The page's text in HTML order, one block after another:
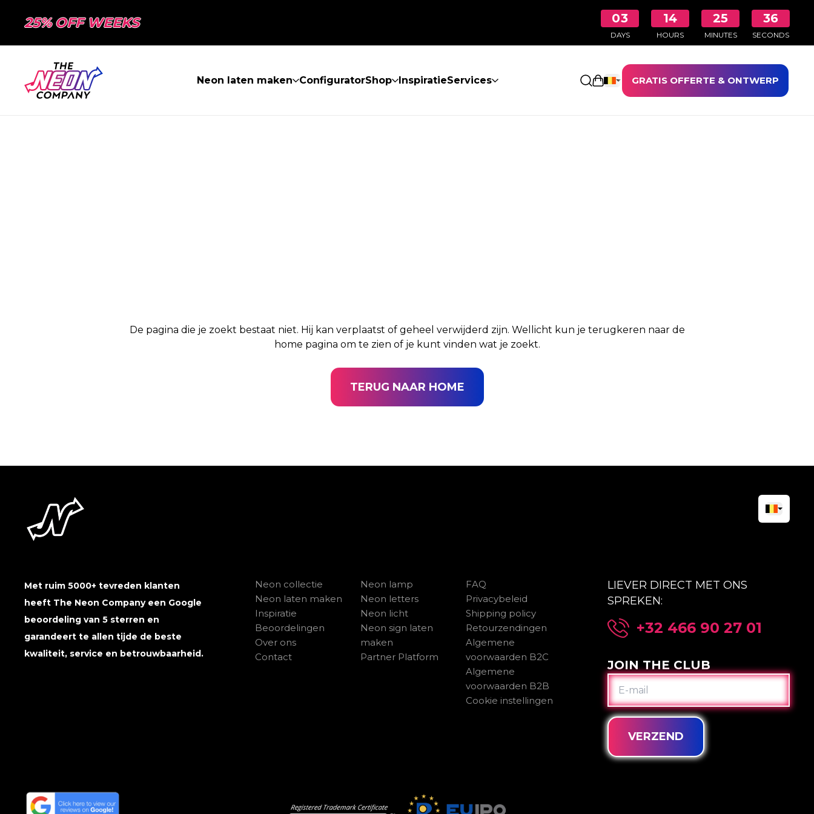
25% OFF WEEKS 03
DAYS
14
HOURS
25
MINUTES
36
SECONDS
Neon laten maken ConfiguratorShop InspiratieServices Winkelwagen openen
GRATIS OFFERTE & ONTWERP
De pagina die je zoekt bestaat niet. Hij kan verplaatst of geheel verwijderd zijn. Wellicht kun je terugkeren naar de
home pagina om te zien of je kunt vinden wat je zoekt.
TERUG NAAR HOME
Met ruim 5000+ tevreden klanten
heeft The Neon Company een Google
beoordeling van 5 sterren en
garandeert te allen tijde de beste
kwaliteit, service en betrouwbaarheid.
Neon collectie
Neon laten maken
Inspiratie
Beoordelingen
Over ons
Contact
Neon lamp
Neon letters
Neon licht
Neon sign laten
maken
Partner Platform
FAQ
Privacybeleid
Shipping policy
Retourzendingen
Algemene
voorwaarden B2C
Algemene
voorwaarden B2B
Cookie instellingen
LIEVER DIRECT MET ONS
SPREKEN:
+32 466 90 27 01
JOIN THE CLUB
E-
MAIL
VERZEND